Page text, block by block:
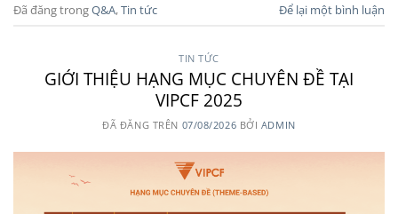
Đã đăng trongQ&A,Tin tức Để lại một bình luận
TIN TỨC
GIỚI THIỆU HẠNG MỤC CHUYÊN ĐỀ TẠI
VIPCF 2025
ĐÃ ĐĂNG TRÊN 07/08/2026 BỞI ADMIN